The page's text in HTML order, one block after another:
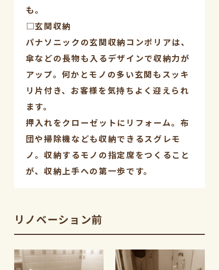
も。
□玄関収納
パナソニックの玄関収納コンポリアは、
傘などの長物も入るデザインで収納力が
アップ。何かとモノの多い玄関もスッキ
リ片付き、お客様を気持ちよく迎えられ
ます。
押入れをクローゼットにリフォーム。布
団や掃除機なども収納できるスグレモ
ノ。収納するモノの指定席をつくること
が、収納上手への第一歩です。
リノベーション前